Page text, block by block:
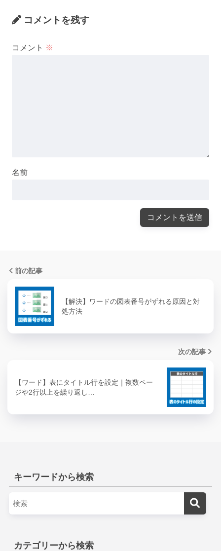
コメントを残す
コメント ※
名前
前の記事
【解決】ワードの図表番号がずれる原因と対
処方法
次の記事
【ワード】表にタイトル行を設定｜複数ペー
ジや2行以上を繰り返し…
キーワードから検索
カテゴリーから検索